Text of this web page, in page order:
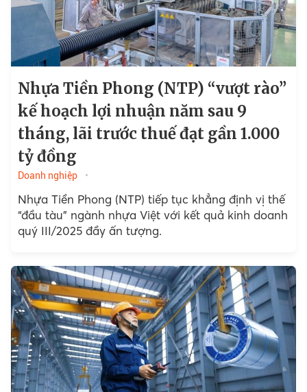
Nhựa Tiền Phong (NTP) “vượt rào”
kế hoạch lợi nhuận năm sau 9
tháng, lãi trước thuế đạt gần 1.000
tỷ đồng
Doanh nghiệp
Nhựa Tiền Phong (NTP) tiếp tục khẳng định vị thế
“đầu tàu” ngành nhựa Việt với kết quả kinh doanh
quý III/2025 đầy ấn tượng.